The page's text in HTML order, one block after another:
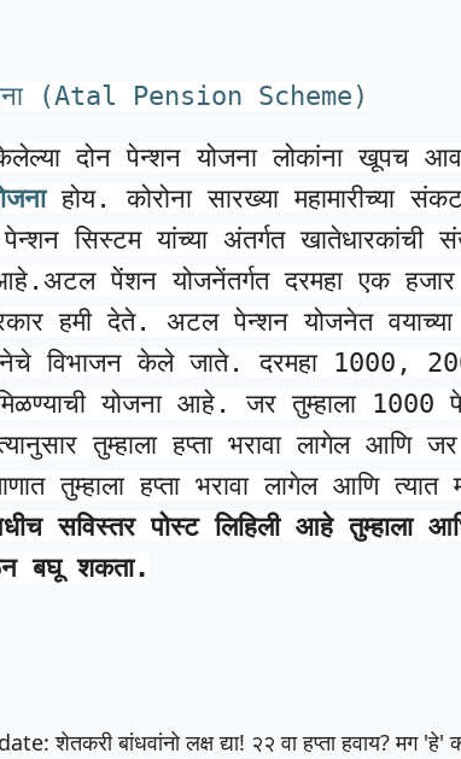
(Atal Pension Scheme)
दोन पेन्शन योजना लोकांना खूपच
होय. कोरोना सारख्या महामारीच्या
सिस्टम यांच्या अंतर्गत खातेधारकांची
अटल पेंशन योजनेंतर्गत दरमहा एक
हमी देते. अटल पेन्शन योजनेत वयाच्या
विभाजन केले जाते. दरमहा 1000,
योजना आहे. जर तुम्हाला 1000
तुम्हाला हप्ता भरावा लागेल आणि
तुम्हाला हप्ता भरावा लागेल आणि
सविस्तर पोस्ट लिहिली आहे तुम्हाला
बघू शकता.
शेतकरी बांधवांनो लक्ष द्या! २२ वा हप्ता हवाय? मग 'हे'